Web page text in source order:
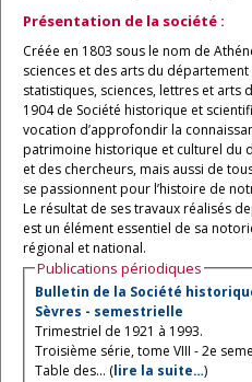
Présentation de la société :
Créée en 1803 sous le nom de
sciences et des arts du
statistiques, sciences, lettres et arts
1904 de Société historique et
vocation d’approfondir la
patrimoine historique et culturel du
et des chercheurs, mais aussi de
se passionnent pour l’histoire de
Le résultat de ses travaux réalisés
est un élément essentiel de sa
régional et national.
Publications périodiques
Bulletin de la Société
Sèvres - semestrielle
Trimestriel de 1921 à 1993.
Troisième série, tome VIII - 2e
Table des... (lire la suite…)